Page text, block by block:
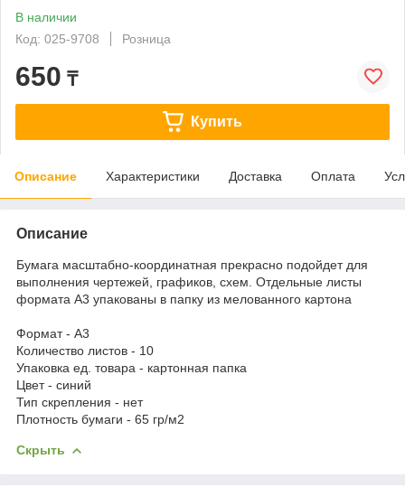
В наличии
Код: 025-9708
Розница
650 ₸
Купить
Описание Характеристики Доставка Оплата
Описание
Бумага масштабно-координатная прекрасно подойдет для
выполнения чертежей, графиков, схем. Отдельные листы
формата А3 упакованы в папку из мелованного картона
Формат - A3
Количество листов - 10
Упаковка ед. товара - картонная папка
Цвет - синий
Тип скрепления - нет
Плотность бумаги - 65 гр/м2
Скрыть